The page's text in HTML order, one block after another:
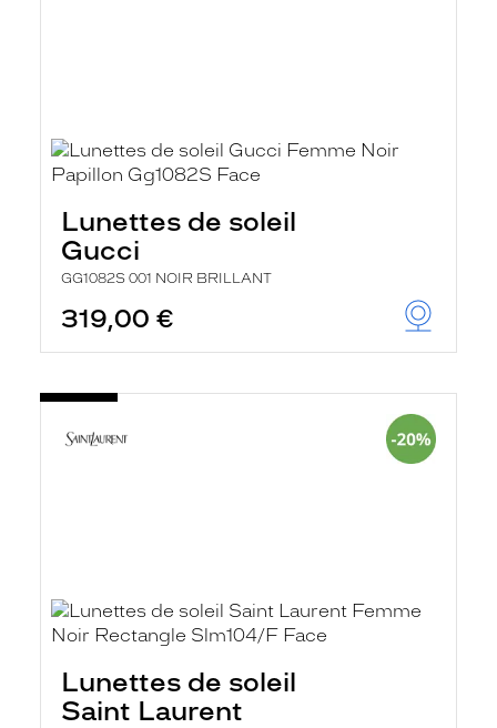
Lunettes de soleil
Gucci
GG1082S 001 NOIR BRILLANT
319,00 €
Lunettes de soleil
Saint Laurent